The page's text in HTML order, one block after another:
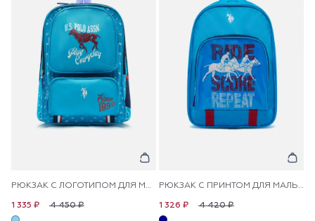
РЮКЗАК С ЛОГОТИПОМ ДЛЯ МАЛЬЧИКОВ
4 450 ₽
1 335 ₽
РЮКЗАК С ПРИНТОМ ДЛЯ МАЛЬЧИКОВ
4 420 ₽
1 326 ₽